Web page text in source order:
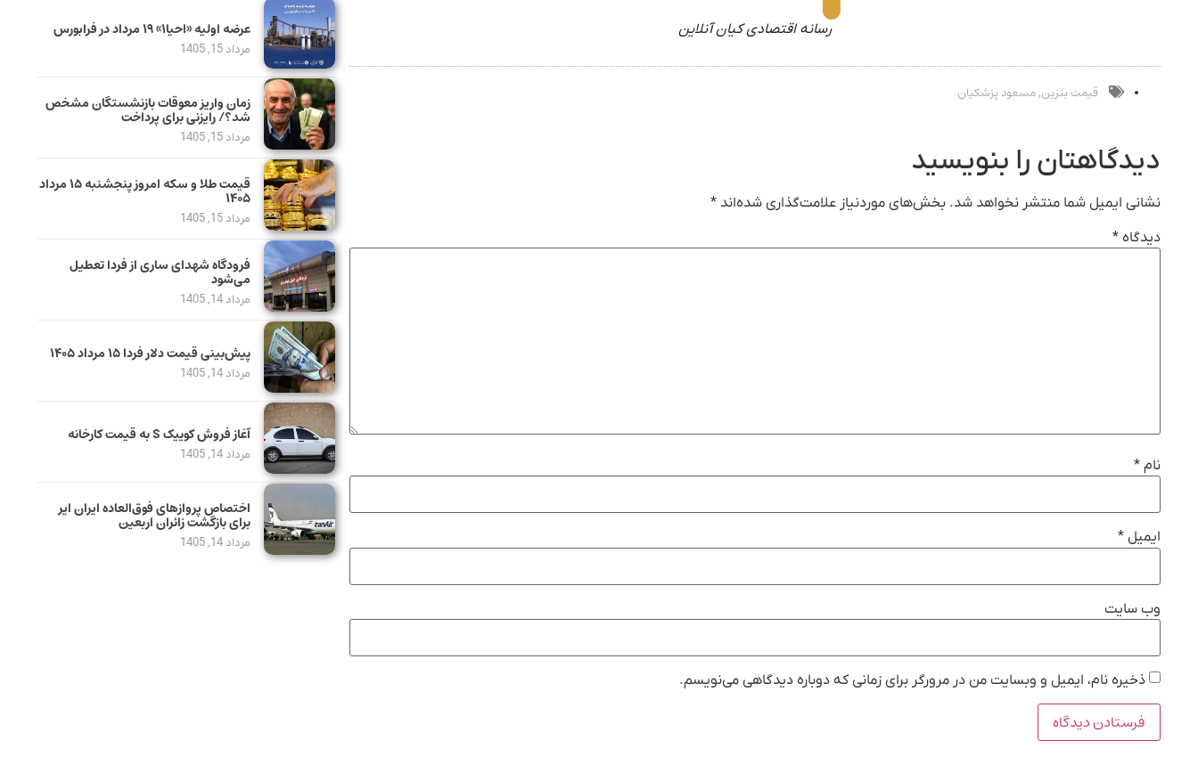
رسانه اقتصادی کیان آنلاین
قیمت بنزین,مسعود پزشکیان
دیدگاهتان را بنویسید
نشانی ایمیل شما منتشر نخواهد شد. بخش‌های موردنیاز علامت‌گذاری شده‌اند *
دیدگاه *
نام *
ایمیل *
وب‌ سایت
ذخیره نام، ایمیل و وبسایت من در مرورگر برای زمانی که دوباره دیدگاهی می‌نویسم.
عرضه اولیه «احیا۱» ۱۹ مرداد در فرابورس
مرداد 15, 1405
زمان واریز معوقات بازنشستگان مشخص
شد؟/ رایزنی برای پرداخت
مرداد 15, 1405
قیمت طلا و سکه امروز پنجشنبه ۱۵ مرداد
۱۴۰۵
مرداد 15, 1405
فرودگاه شهدای ساری از فردا تعطیل
می‌شود
مرداد 14, 1405
پیش‌بینی قیمت دلار فردا ۱۵ مرداد ۱۴۰۵
مرداد 14, 1405
آغاز فروش کوییک S به قیمت کارخانه
مرداد 14, 1405
اختصاص پروازهای فوق‌العاده ایران ایر
برای بازگشت زائران اربعین
مرداد 14, 1405